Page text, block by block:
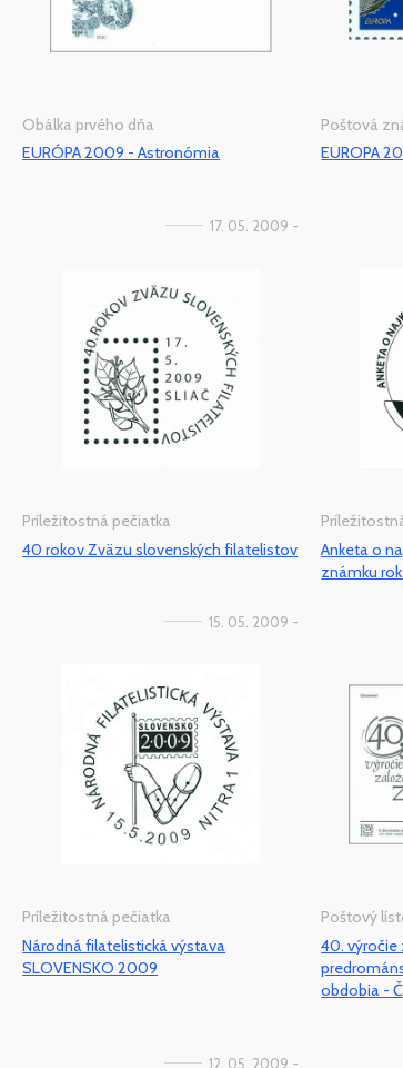
Obálka prvého dňa
EURÓPA 2009 - Astronómia
Poštová
EUROPA
17. 05. 2009 -
Príležitostná pečiatka
40 rokov Zväzu slovenských filatelistov
Anketa o
známku
15. 05. 2009 -
Príležitostná pečiatka
Národná filatelistická výstava
SLOVENSKO 2009
Poštový
40. výročie
obdobia -
12. 05. 2009 -